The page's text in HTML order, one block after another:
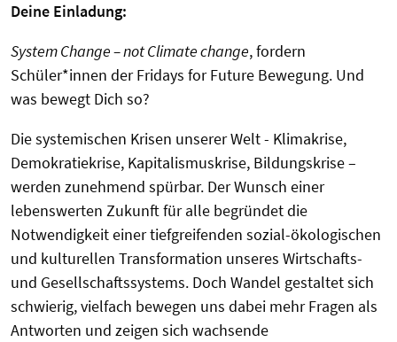
Deine Einladung:
System Change – not Climate change, fordern
Schüler*innen der Fridays for Future Bewegung. Und
was bewegt Dich so?
Die systemischen Krisen unserer Welt - Klimakrise,
Demokratiekrise, Kapitalismuskrise, Bildungskrise –
werden zunehmend spürbar. Der Wunsch einer
lebenswerten Zukunft für alle begründet die
Notwendigkeit einer tiefgreifenden sozial-ökologischen
und kulturellen Transformation unseres Wirtschafts-
und Gesellschaftssystems. Doch Wandel gestaltet sich
schwierig, vielfach bewegen uns dabei mehr Fragen als
Antworten und zeigen sich wachsende